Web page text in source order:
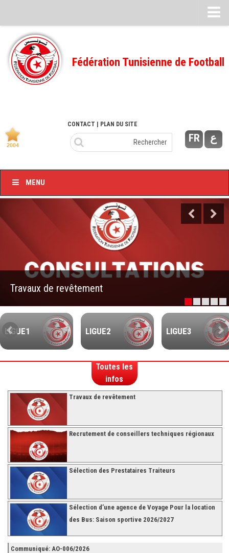
Feuille de match
FMI – 2022/2023
Ligue I – 2022/2023
Ligue I – 2020/2021
Ligue I – 2019/2020
Feuilles de match 2018/2019
Feuille de match 2017/2018
–Ligue I–
–Ligue II–
Feuille de match 2016/2017
-Ligue I-
-Ligue II-
Fédération Tunisienne de Football
FR ع
CONTACT | PLAN DU SITE
MENU
Travaux de revêtement
LIGUE1 LIGUE2 LIGUE3
Toutes les
infos
Travaux de revêtement
Recrutement de conseillers techniques régionaux
Sélection des Prestataires Traiteurs
Sélection d’une agence de Voyage Pour la location
des Bus: Saison sportive 2026/2027
Communiqué: AO-006/2026